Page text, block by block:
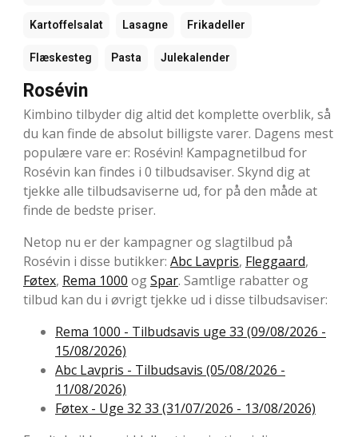
Kartoffelsalat Lasagne Frikadeller
Flæskesteg Pasta Julekalender
Rosévin
Kimbino tilbyder dig altid det komplette overblik, så
du kan finde de absolut billigste varer. Dagens mest
populære vare er: Rosévin! Kampagnetilbud for
Rosévin kan findes i 0 tilbudsaviser. Skynd dig at
tjekke alle tilbudsaviserne ud, for på den måde at
finde de bedste priser.
Netop nu er der kampagner og slagtilbud på
Rosévin i disse butikker: Abc Lavpris, Fleggaard,
Føtex, Rema 1000 ogSpar. Samtlige rabatter og
tilbud kan du i øvrigt tjekke ud i disse tilbudsaviser:
Rema 1000 - Tilbudsavis uge 33 (09/08/2026 -
15/08/2026)
Abc Lavpris - Tilbudsavis (05/08/2026 -
11/08/2026)
Føtex - Uge 32 33 (31/07/2026 - 13/08/2026)